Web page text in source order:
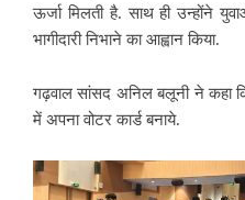
ऊर्जा मिलती है. साथ ही उन्होंने
भागीदारी निभाने का आह्वान किया.
गढ़वाल सांसद अनिल बलूनी ने कहा
में अपना वोटर कार्ड बनाये.